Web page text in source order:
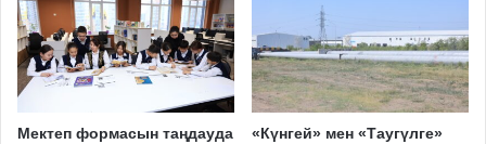
Мектеп формасын таңдауда
«Күнгей» мен «Таугүлге»